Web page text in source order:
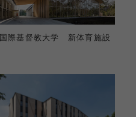
国際基督教大学 新体育施設